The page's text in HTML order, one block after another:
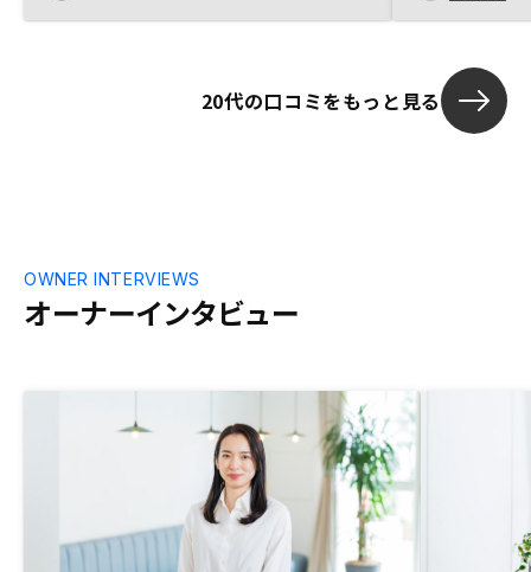
20代の口コミをもっと見る
オーナーインタビュー
OWNER INTERVIEWS